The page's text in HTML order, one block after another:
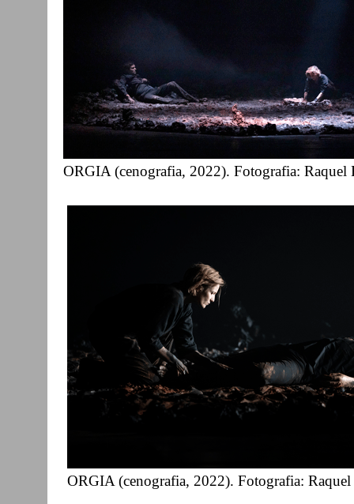
ORGIA (cenografia, 2022). Fotografia: Raquel
ORGIA (cenografia, 2022). Fotografia: Raquel